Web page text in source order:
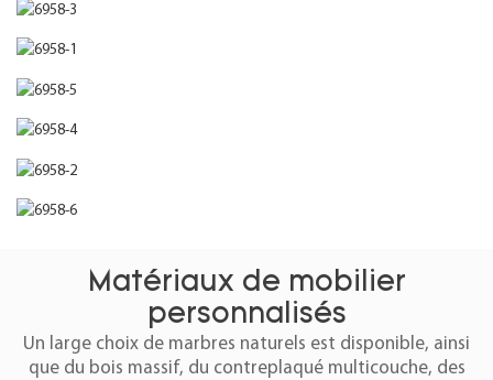
Matériaux de mobilier
personnalisés
Un large choix de marbres naturels est disponible, ainsi
que du bois massif, du contreplaqué multicouche, des